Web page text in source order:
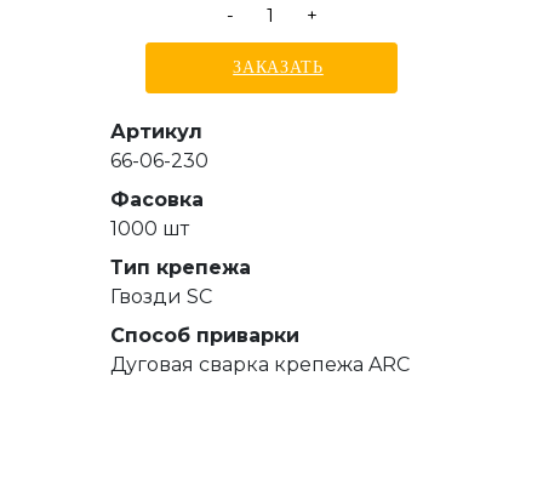
-
+
ЗАКАЗАТЬ
Артикул
66-06-230
Фасовка
1000 шт
Тип крепежа
Гвозди SC
Способ приварки
Дуговая сварка крепежа ARC